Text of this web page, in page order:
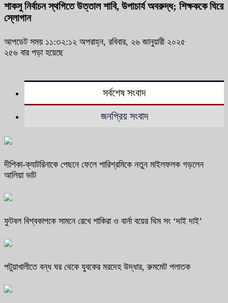
শাকসু নির্বাচন স্থগিতে উত্তাল শাবি, উপাচার্য অবরুদ্ধ; শিক্ষককে ঘিরে
স্লোগান
আপডেট সময় ১১:৩২:১২ অপরাহ্ন, রবিবার, ২৬ জানুয়ারী ২০২৫
২৫৬ বার পড়া হয়েছে
সর্বশেষ সংবাদ
জনপ্রিয় সংবাদ
দীপিকা-ক্যাটরিনাকে পেছনে ফেলে পারিশ্রমিকে নতুন মাইলফলক গড়লেন
আলিয়া ভাট
ফুটবল বিশ্বকাপকে সামনে রেখে শাকিরা ও বার্না বয়ের থিম সং ‘দাই দাই’
পটুয়াখালীতে বন্ধ ঘর থেকে যুবকের মরদেহ উদ্ধার, রুমমেট পলাতক